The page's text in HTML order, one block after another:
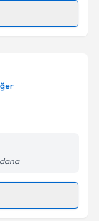
belirtilen
takvimi talebi
için bir
belirtilen